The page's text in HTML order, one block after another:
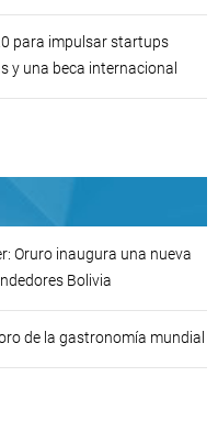
para impulsar startups
y una beca internacional
Oruro inaugura una nueva
Bolivia
de la gastronomía mundial